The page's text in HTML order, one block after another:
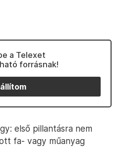
a Telexet
forrásnak!
első pillantásra nem
fa- vagy műanyag